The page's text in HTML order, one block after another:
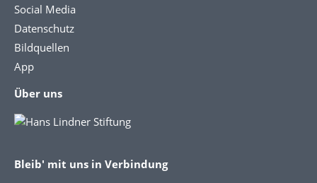
Social Media
Datenschutz
Bildquellen
App
Über uns
Bleib' mit uns in Verbindung